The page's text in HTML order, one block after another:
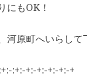
にもOK！
河原町へいらして
:+:-+:-+:-+:-+:-+